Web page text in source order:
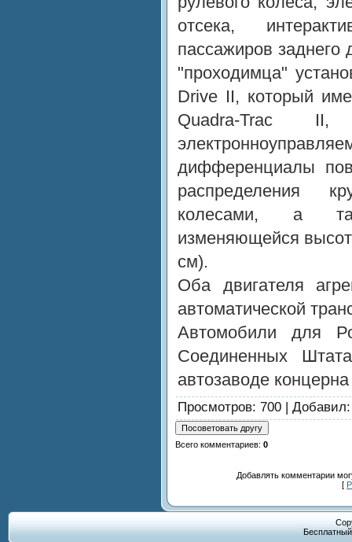
отсека,
пассажиров
"проходимца"
Drive II, который
Quadra-Trac
дифференциалы
распределения
колесами, а
изменяющейся
см).
Оба двигателя
автоматической
Автомобили для
Соединенных
автозаводе
Просмотров: 700 | Добавил
Всего комментариев: 0
Добавлять комментарии
[